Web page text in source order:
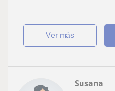
ver más
Susana